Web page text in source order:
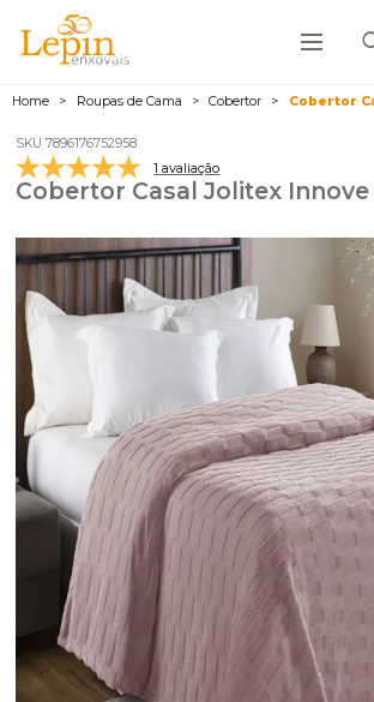
Home Roupas de Cama Cobertor Cobertor
SKU 7896176752958
1 avaliação
Cobertor Casal Jolitex Innove